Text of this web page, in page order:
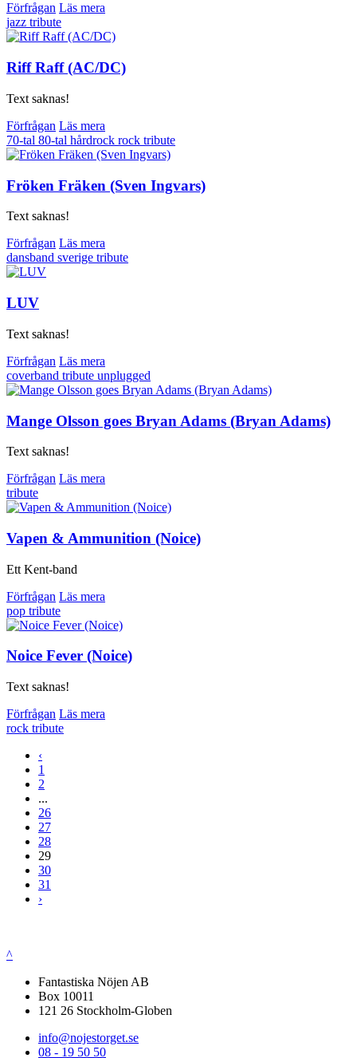
Förfrågan Läs mera
jazz tribute
Riff Raff (AC/DC)
Text saknas!
Förfrågan Läs mera
70-tal 80-tal hårdrock rock tribute
Fröken Fräken (Sven Ingvars)
Text saknas!
Förfrågan Läs mera
dansband sverige tribute
LUV
Text saknas!
Förfrågan Läs mera
coverband tribute unplugged
Mange Olsson goes Bryan Adams (Bryan Adams)
Text saknas!
Förfrågan Läs mera
tribute
Vapen & Ammunition (Noice)
Ett Kent-band
Förfrågan Läs mera
pop tribute
Noice Fever (Noice)
Text saknas!
Förfrågan Läs mera
rock tribute
‹
1
2
...
26
27
28
29
30
31
›
^
Fantastiska Nöjen AB
Box 10011
121 26 Stockholm-Globen
info@nojestorget.se
08 - 19 50 50